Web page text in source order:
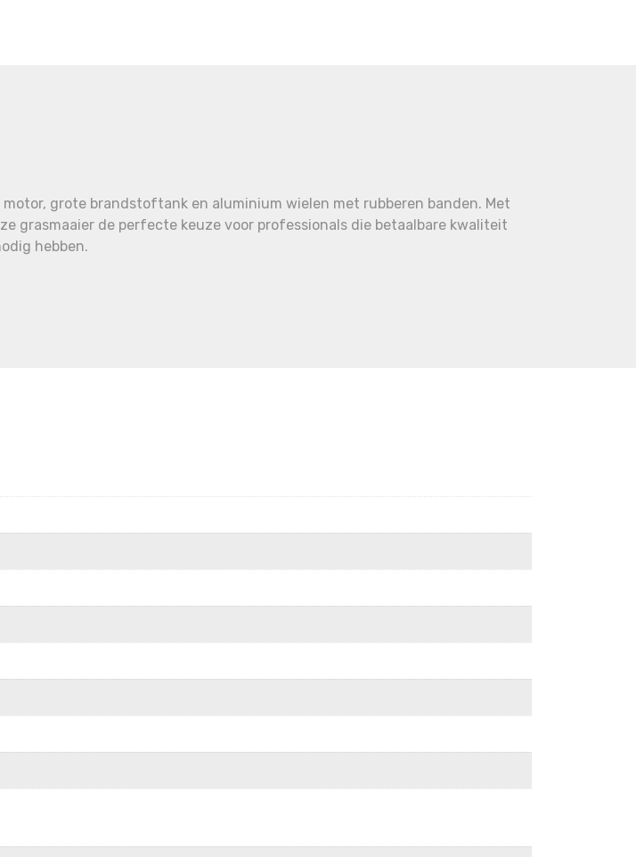
grote brandstoftank en aluminium wielen met rubberen banden. Met
grasmaaier de perfecte keuze voor professionals die betaalbare kwaliteit
hebben.